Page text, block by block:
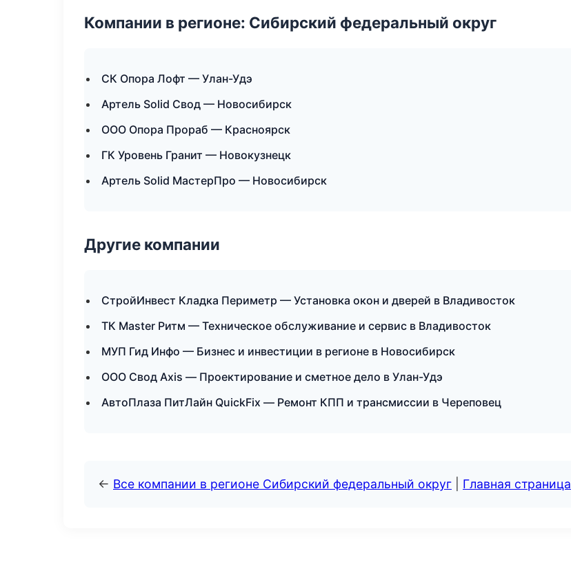
Компании в регионе: Сибирский федеральный округ
СК Опора Лофт — Улан-Удэ
Артель Solid Свод — Новосибирск
ООО Опора Прораб — Красноярск
ГК Уровень Гранит — Новокузнецк
Артель Solid МастерПро — Новосибирск
Другие компании
СтройИнвест Кладка Периметр — Установка окон и дверей в Владивосток
ТК Master Ритм — Техническое обслуживание и сервис в Владивосток
МУП Гид Инфо — Бизнес и инвестиции в регионе в Новосибирск
ООО Свод Axis — Проектирование и сметное дело в Улан-Удэ
АвтоПлаза ПитЛайн QuickFix — Ремонт КПП и трансмиссии в Череповец
← Все компании в регионе Сибирский федеральный округ Главная страница